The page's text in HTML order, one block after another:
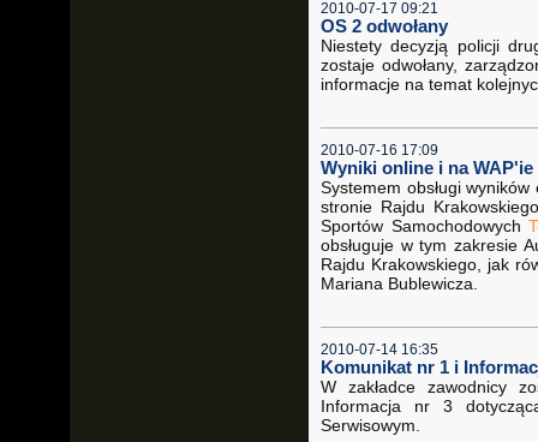
2010-07-17 09:21
OS 2 odwołany
Niestety decyzją policji
zostaje odwołany,
informacje na temat
2010-07-16 17:09
Wyniki online i na
Systemem obsługi
stronie Rajdu
Sportów Samochodowych
obsługuje w tym zakresie
Rajdu Krakowskiego, jak
Mariana Bublewicza.
2010-07-14 16:35
Komunikat nr 1 i
W zakładce zawodnicy
Informacja nr 3
Serwisowym.